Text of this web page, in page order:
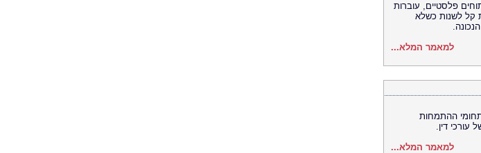
פלסטיים, עוברות
קל לשנות כשלא
למאמר המלא...
תחומי ההתמחות
דין.
למאמר המלא...